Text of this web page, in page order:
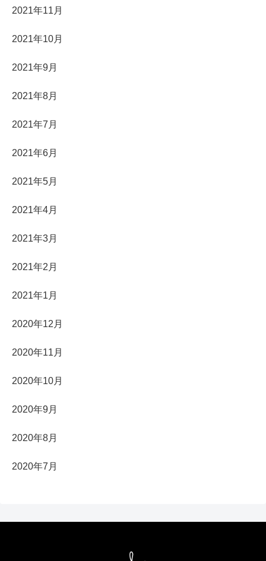
2021年11月
2021年10月
2021年9月
2021年8月
2021年7月
2021年6月
2021年5月
2021年4月
2021年3月
2021年2月
2021年1月
2020年12月
2020年11月
2020年10月
2020年9月
2020年8月
2020年7月